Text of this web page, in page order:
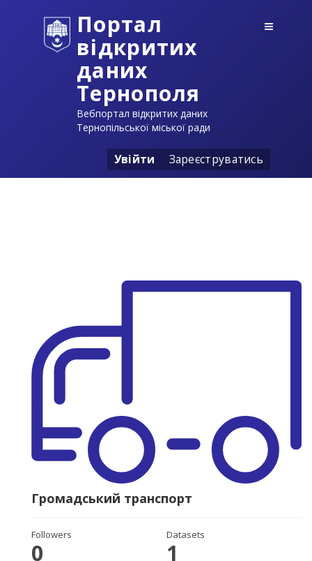
Портал
відкритих
даних
Тернополя
Вебпортал відкритих даних
Тернопільської міської ради
Увійти Зареєструватись
Громадський транспорт
Followers
0
Datasets
1